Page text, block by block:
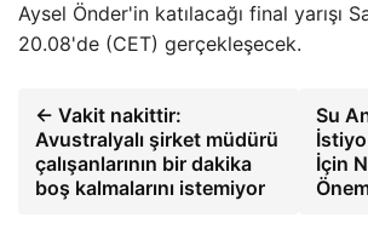
Aysel Önder'in katılacağı final yarışı
20.08'de (CET) gerçekleşecek.
← Vakit nakittir:
Avustralyalı şirket müdürü
çalışanlarının bir dakika
boş kalmalarını istemiyor
Su
İçin